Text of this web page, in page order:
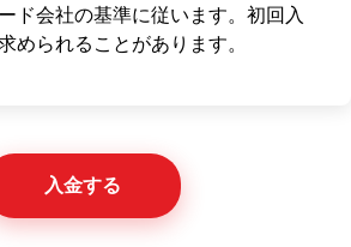
ド会社の基準に従います。初回入
められることがあります。
入金する